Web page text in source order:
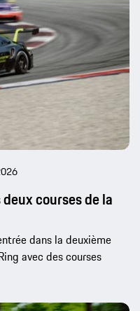
courses de la
dans la deuxième
avec des courses